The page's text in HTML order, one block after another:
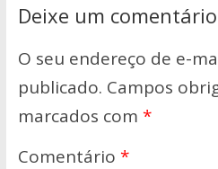
Deixe um comentário
O seu endereço de e-
publicado. Campos
marcados com *
Comentário *